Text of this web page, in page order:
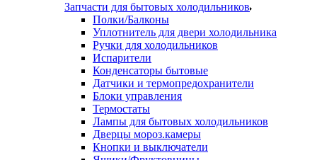
Запчасти для бытовых холодильников
Полки/Балконы
Уплотнитель для двери холодильника
Ручки для холодильников
Испарители
Конденсаторы бытовые
Датчики и термопредохранители
Блоки управления
Термостаты
Лампы для бытовых холодильников
Дверцы мороз.камеры
Кнопки и выключатели